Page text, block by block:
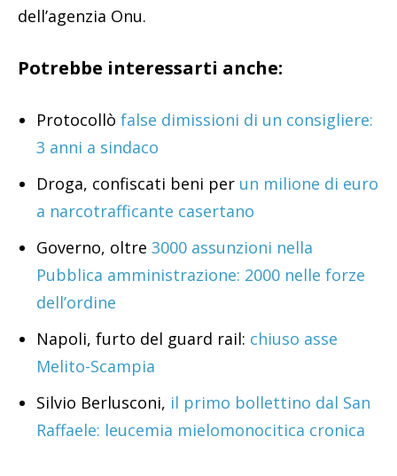
dell’agenzia Onu.
Potrebbe interessarti anche:
Protocollò false dimissioni di un consigliere:
3 anni a sindaco
Droga, confiscati beni per un milione di euro
a narcotrafficante casertano
Governo, oltre 3000 assunzioni nella
Pubblica amministrazione: 2000 nelle forze
dell’ordine
Napoli, furto del guard rail: chiuso asse
Melito-Scampia
Silvio Berlusconi, il primo bollettino dal San
Raffaele: leucemia mielomonocitica cronica